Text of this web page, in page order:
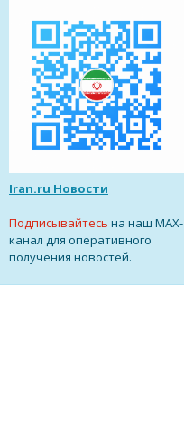
Iran.ru Новости
Подписывайтесь на наш MAX-
канал для оперативного
получения новостей.